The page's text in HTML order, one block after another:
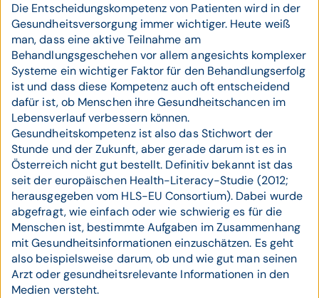
Die Entscheidungskompetenz von Patienten wird in der
Gesundheitsversorgung immer wichtiger. Heute weiß
man, dass eine aktive Teilnahme am
Behandlungsgeschehen vor allem angesichts komplexer
Systeme ein wichtiger Faktor für den Behandlungserfolg
ist und dass diese Kompetenz auch oft entscheidend
dafür ist, ob Menschen ihre Gesundheitschancen im
Lebensverlauf verbessern können.
Gesundheitskompetenz ist also das Stichwort der
Stunde und der Zukunft, aber gerade darum ist es in
Österreich nicht gut bestellt. Definitiv bekannt ist das
seit der europäischen Health-Literacy-Studie (2012;
herausgegeben vom HLS-EU Consortium). Dabei wurde
abgefragt, wie einfach oder wie schwierig es für die
Menschen ist, bestimmte Aufgaben im Zusammenhang
mit Gesundheitsinformationen einzuschätzen. Es geht
also beispielsweise darum, ob und wie gut man seinen
Arzt oder gesundheitsrelevante Informationen in den
Medien versteht.